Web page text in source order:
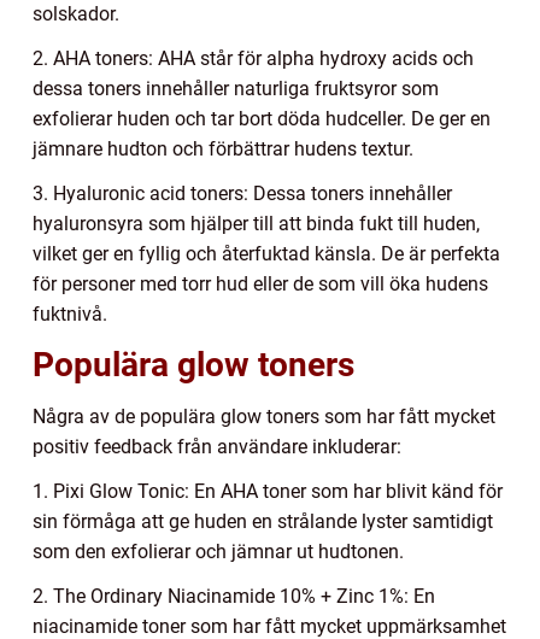
solskador.
2. AHA toners: AHA står för alpha hydroxy acids och
dessa toners innehåller naturliga fruktsyror som
exfolierar huden och tar bort döda hudceller. De ger en
jämnare hudton och förbättrar hudens textur.
3. Hyaluronic acid toners: Dessa toners innehåller
hyaluronsyra som hjälper till att binda fukt till huden,
vilket ger en fyllig och återfuktad känsla. De är perfekta
för personer med torr hud eller de som vill öka hudens
fuktnivå.
Populära glow toners
Några av de populära glow toners som har fått mycket
positiv feedback från användare inkluderar:
1. Pixi Glow Tonic: En AHA toner som har blivit känd för
sin förmåga att ge huden en strålande lyster samtidigt
som den exfolierar och jämnar ut hudtonen.
2. The Ordinary Niacinamide 10% + Zinc 1%: En
niacinamide toner som har fått mycket uppmärksamhet